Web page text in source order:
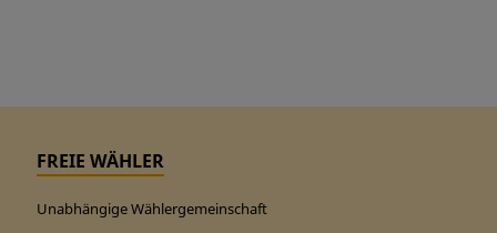
FREIE WÄHLER
Unabhängige Wählergemeinschaft